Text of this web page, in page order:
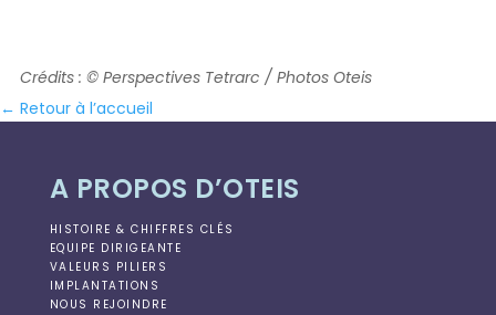
Crédits : © Perspectives Tetrarc / Photos Oteis
← Retour à l’accueil
A PROPOS D’OTEIS
HISTOIRE & CHIFFRES CLÉS
EQUIPE DIRIGEANTE
VALEURS PILIERS
IMPLANTATIONS
NOUS REJOINDRE